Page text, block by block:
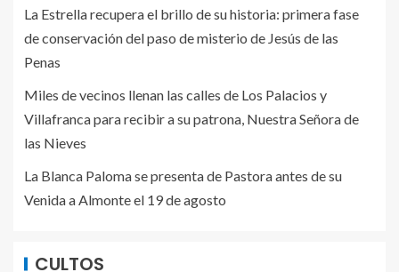
La Estrella recupera el brillo de su historia: primera fase
de conservación del paso de misterio de Jesús de las
Penas
Miles de vecinos llenan las calles de Los Palacios y
Villafranca para recibir a su patrona, Nuestra Señora de
las Nieves
La Blanca Paloma se presenta de Pastora antes de su
Venida a Almonte el 19 de agosto
CULTOS